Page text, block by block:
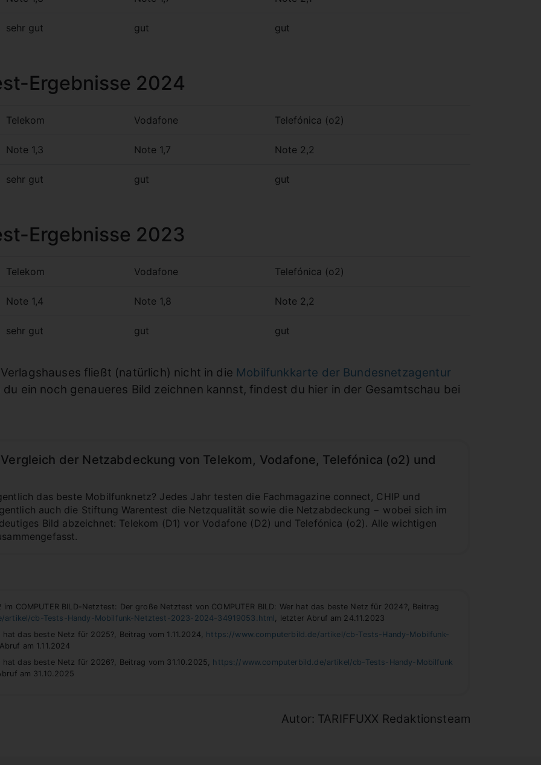
sehr gut gut gut
Ergebnisse 2024
Telekom Vodafone Telefónica (o2)
Note 1,3 Note 1,7 Note 2,2
sehr gut gut gut
Ergebnisse 2023
Telekom Vodafone Telefónica (o2)
Note 1,4 Note 1,8 Note 2,2
sehr gut gut gut
fließt (natürlich) nicht in die Mobilfunkkarte der Bundesnetzagentur
ein noch genaueres Bild zeichnen kannst, findest du hier in der Gesamtschau bei
der Netzabdeckung von Telekom, Vodafone, Telefónica (o2) und
das beste Mobilfunknetz? Jedes Jahr testen die Fachmagazine connect, CHIP und
auch die Stiftung Warentest die Netzqualität sowie die Netzabdeckung − wobei sich im
Bild abzeichnet: Telekom (D1) vor Vodafone (D2) und Telefónica (o2). Alle wichtigen
COMPUTER BILD-Netztest: Der große Netztest von COMPUTER BILD: Wer hat das beste Netz für 2024?, Beitrag
artikel/cb-Tests-Handy-Mobilfunk-Netztest-2023-2024-34919053.html, letzter Abruf am 24.11.2023
das beste Netz für 2025?, Beitrag vom 1.11.2024, https://www.computerbild.de/artikel/cb-Tests-Handy-Mobilfunk-
am 1.11.2024
hat das beste Netz für 2026?, Beitrag vom 31.10.2025, https://www.computerbild.de/artikel/cb-Tests-Handy-Mobilfunk
am 31.10.2025
Autor: TARIFFUXX Redaktionsteam